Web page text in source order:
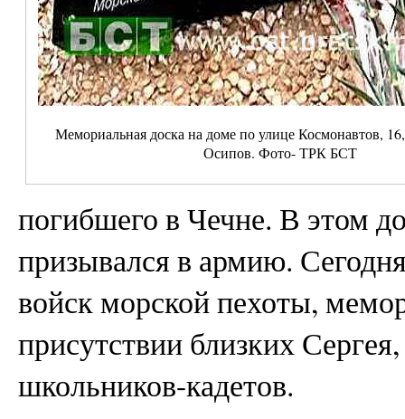
Мемориальная доска на доме по улице Космонавтов,
Осипов. Фото- ТРК БСТ
погибшего в Чечне. В этом
призывался в армию.
войск морской пехоты,
присутствии близких
школьников-кадетов.